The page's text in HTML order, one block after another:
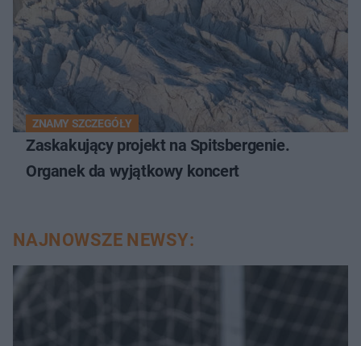
ZNAMY SZCZEGÓŁY
Zaskakujący projekt na Spitsbergenie.
Organek da wyjątkowy koncert
NAJNOWSZE NEWSY: